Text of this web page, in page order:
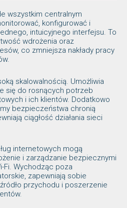
wszystkim centralnym
konfigurować i
intuicyjnego interfejsu. To
wdrożenia oraz
co zmniejsza nakłady pracy
skalowalnością. Umożliwia
się do rosnących potrzeb
i ich klientów. Dodatkowo
bezpieczeństwa chronią
ciągłość działania sieci
internetowych mogą
i zarządzanie bezpiecznymi
Fi. Wychodząc poza
zapewniają sobie
przychodu i poszerzenie